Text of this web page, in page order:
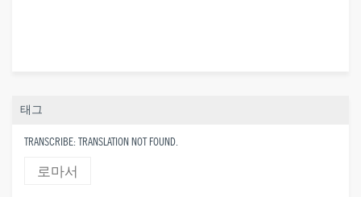
태그
TRANSCRIBE: TRANSLATION NOT FOUND.
로마서